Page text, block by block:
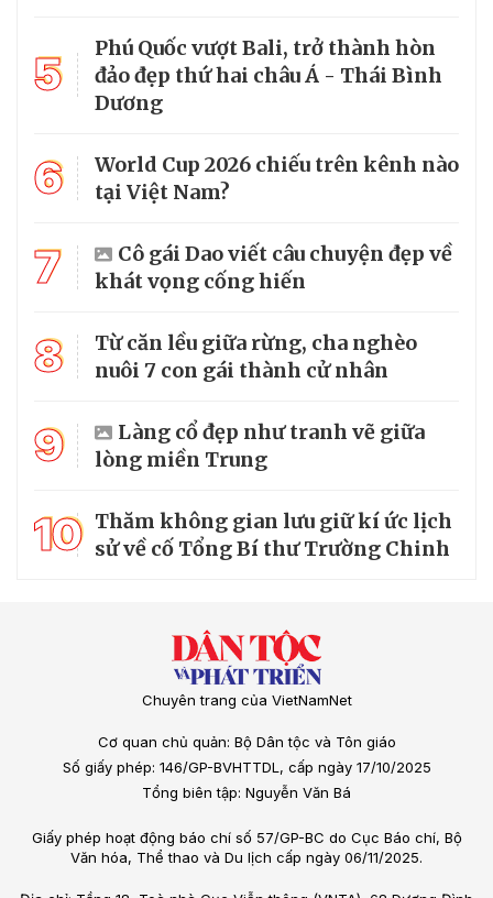
5
Phú Quốc vượt Bali, trở thành hòn
đảo đẹp thứ hai châu Á - Thái Bình
Dương
6
World Cup 2026 chiếu trên kênh nào
tại Việt Nam?
7
Cô gái Dao viết câu chuyện đẹp về
khát vọng cống hiến
8
Từ căn lều giữa rừng, cha nghèo
nuôi 7 con gái thành cử nhân
9
Làng cổ đẹp như tranh vẽ giữa
lòng miền Trung
10 Thăm không gian lưu giữ kí ức lịch
sử về cố Tổng Bí thư Trường Chinh
Chuyên trang của VietNamNet
Cơ quan chủ quản: Bộ Dân tộc và Tôn giáo
Số giấy phép: 146/GP-BVHTTDL, cấp ngày 17/10/2025
Tổng biên tập: Nguyễn Văn Bá
Giấy phép hoạt động báo chí số 57/GP-BC do Cục Báo chí, Bộ
Văn hóa, Thể thao và Du lịch cấp ngày 06/11/2025.